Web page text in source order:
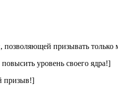
призывать только
уровень своего ядра!]
призыв!]